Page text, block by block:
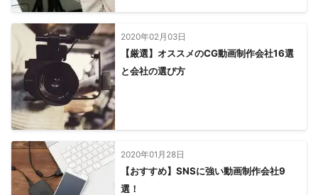
2020年02月03日
【厳選】オススメのCG動画制作会社16選
と会社の選び方
2020年01月28日
【おすすめ】SNSに強い動画制作会社9
選！